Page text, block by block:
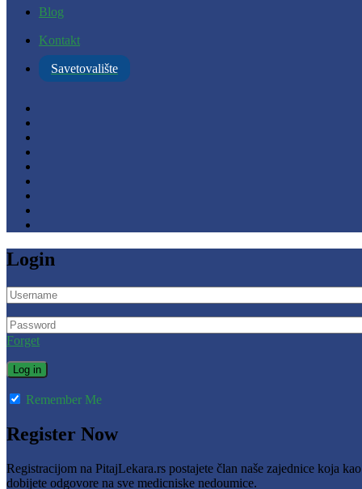
Blog
Kontakt
Savetovalište
Login
Forget
Remember Me
Register Now
Registracijom na PitajLekara.rs postajete član naše zajednice koja
dobijete odgovore na sve medicniske nedoumice.